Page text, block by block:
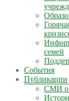
семей
События
Публикации
СМИ о